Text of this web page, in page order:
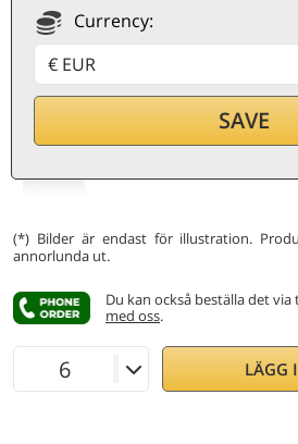
Currency:
SAVE
Ej rabatterbar
9,20€
(*) Bilder är endast för illustration.
annorlunda ut.
Du kan också beställa det via
med oss.
LÄGG